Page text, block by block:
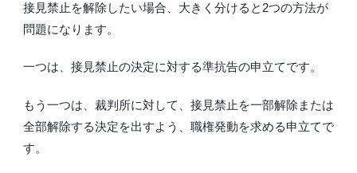
接見禁止を解除したい場合、大きく分けると2つの方法が
問題になります。
一つは、接見禁止の決定に対する準抗告の申立てです。
もう一つは、裁判所に対して、接見禁止を一部解除または
全部解除する決定を出すよう、職権発動を求める申立てで
す。